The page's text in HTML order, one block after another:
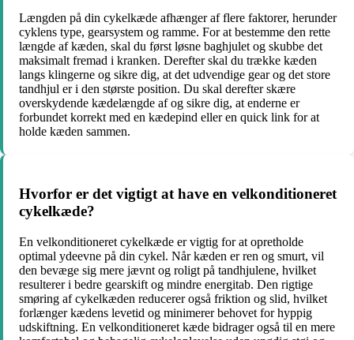
Længden på din cykelkæde afhænger af flere faktorer, herunder
cyklens type, gearsystem og ramme. For at bestemme den rette
længde af kæden, skal du først løsne baghjulet og skubbe det
maksimalt fremad i kranken. Derefter skal du trække kæden
langs klingerne og sikre dig, at det udvendige gear og det store
tandhjul er i den største position. Du skal derefter skære
overskydende kædelængde af og sikre dig, at enderne er
forbundet korrekt med en kædepind eller en quick link for at
holde kæden sammen.
Hvorfor er det vigtigt at have en velkonditioneret
cykelkæde?
En velkonditioneret cykelkæde er vigtig for at opretholde
optimal ydeevne på din cykel. Når kæden er ren og smurt, vil
den bevæge sig mere jævnt og roligt på tandhjulene, hvilket
resulterer i bedre gearskift og mindre energitab. Den rigtige
smøring af cykelkæden reducerer også friktion og slid, hvilket
forlænger kædens levetid og minimerer behovet for hyppig
udskiftning. En velkonditioneret kæde bidrager også til en mere